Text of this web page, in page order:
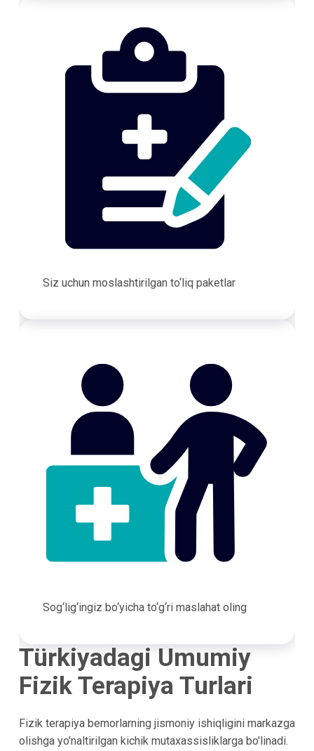
Siz uchun moslashtirilgan to‘liq paketlar
Sog‘lig‘ingiz bo‘yicha to‘g‘ri maslahat oling
Türkiyadagi Umumiy
Fizik Terapiya Turlari
Fizik terapiya bemorlarning jismoniy ishiqligini markazga
olishga yo'naltirilgan kichik mutaxassisliklarga bo'linadi.